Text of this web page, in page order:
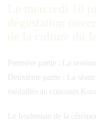
Première partie : La
Deuxième partie : La
médaillés au concours
Le lendemain de la